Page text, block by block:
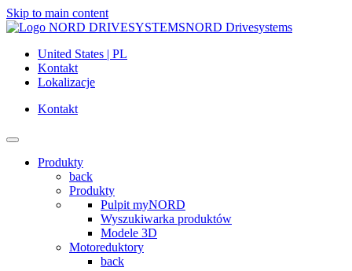
Skip to main content
NORD Drivesystems
United States | PL
Kontakt
Lokalizacje
Kontakt
Produkty
back
Produkty
Pulpit myNORD
Wyszukiwarka produktów
Modele 3D
Motoreduktory
back